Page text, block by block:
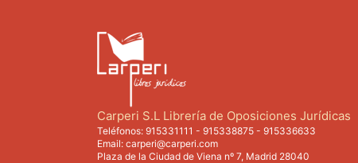
Carperi S.L Librería de Oposiciones Jurídicas
Teléfonos: 915331111 - 915338875 - 915336633
Email: carperi@carperi.com
Plaza de la Ciudad de Viena nº 7, Madrid 28040